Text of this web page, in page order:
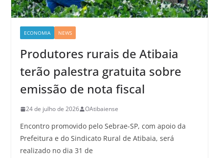
ECONOMIA NEWS
Produtores rurais de Atibaia
terão palestra gratuita sobre
emissão de nota fiscal
24 de julho de 2026 OAtibaiense
Encontro promovido pelo Sebrae-SP, com apoio da
Prefeitura e do Sindicato Rural de Atibaia, será
realizado no dia 31 de